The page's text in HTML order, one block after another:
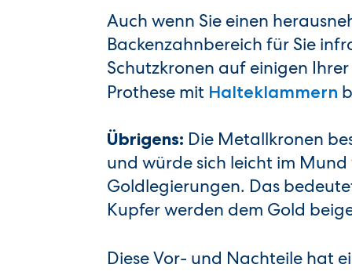
Auch wenn Sie einen
Backenzahnbereich für Sie
Schutzkronen auf einigen
Prothese mit Halteklammern
Übrigens: Die Metallkronen
und würde sich leicht im
Goldlegierungen. Das
Kupfer werden dem Gold
Diese Vor- und Nachteile hat